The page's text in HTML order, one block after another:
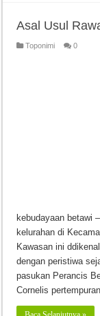
Asal Usul
Toponimi 0
kebudayaan betawi
kelurahan di
Kawasan ini
dengan peristiwa
pasukan Perancis
Cornelis